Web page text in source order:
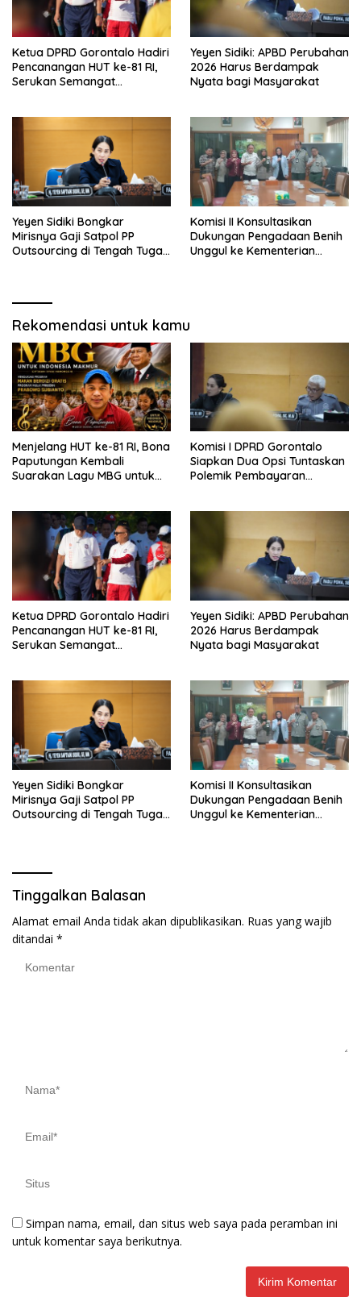
Ketua DPRD Gorontalo Hadiri
Pencanangan HUT ke-81 RI,
Serukan Semangat
Yeyen Sidiki: APBD Perubahan
2026 Harus Berdampak
Nyata bagi Masyarakat
Yeyen Sidiki Bongkar
Mirisnya Gaji Satpol PP
Outsourcing di Tengah Tugas
Komisi II Konsultasikan
Dukungan Pengadaan Benih
Unggul ke Kementerian
Rekomendasi untuk kamu
Menjelang HUT ke-81 RI, Bona
Paputungan Kembali
Suarakan Lagu MBG untuk
Komisi I DPRD Gorontalo
Siapkan Dua Opsi Tuntaskan
Polemik Pembayaran
Ketua DPRD Gorontalo Hadiri
Pencanangan HUT ke-81 RI,
Serukan Semangat
Yeyen Sidiki: APBD Perubahan
2026 Harus Berdampak
Nyata bagi Masyarakat
Yeyen Sidiki Bongkar
Mirisnya Gaji Satpol PP
Outsourcing di Tengah Tugas
Komisi II Konsultasikan
Dukungan Pengadaan Benih
Unggul ke Kementerian
Tinggalkan Balasan
Alamat email Anda tidak akan dipublikasikan. Ruas yang wajib
ditandai *
Simpan nama, email, dan situs web saya pada peramban ini
untuk komentar saya berikutnya.